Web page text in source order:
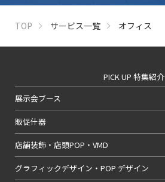
TOP サービス一覧 オフィス
PICK UP 特集紹介
展示会ブース
販促什器
店舗装飾・店頭POP・VMD
グラフィックデザイン・POP デザイン